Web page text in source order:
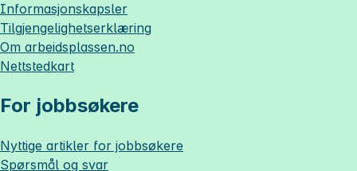
Informasjonskapsler
Tilgjengelighetserklæring
Om arbeidsplassen.no
Nettstedkart
For jobbsøkere
Nyttige artikler for jobbsøkere
Spørsmål og svar